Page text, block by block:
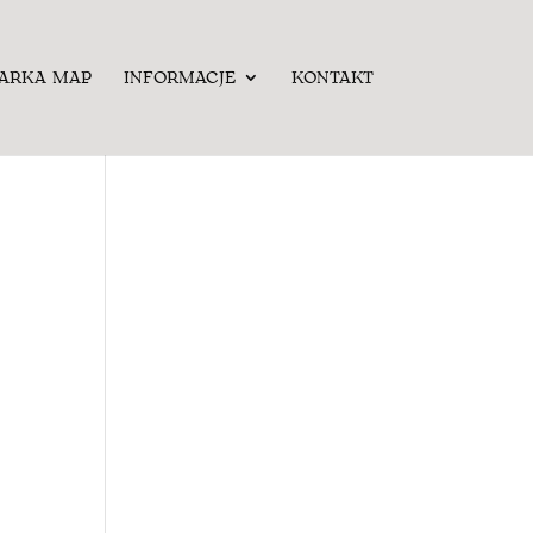
MAP INFORMACJE KONTAKT